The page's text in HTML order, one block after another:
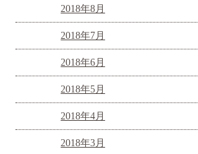
2018年8月
2018年7月
2018年6月
2018年5月
2018年4月
2018年3月